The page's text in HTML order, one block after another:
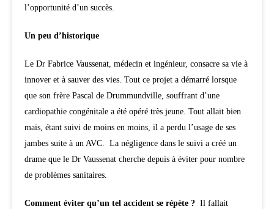
l’opportunité d’un succès.
Un peu d’historique
Le Dr Fabrice Vaussenat, médecin et ingénieur, consacre sa vie à
innover et à sauver des vies. Tout ce projet a démarré lorsque
que son frère Pascal de Drummundville, souffrant d’une
cardiopathie congénitale a été opéré très jeune. Tout allait bien
mais, étant suivi de moins en moins, il a perdu l’usage de ses
jambes suite à un AVC. La négligence dans le suivi a créé un
drame que le Dr Vaussenat cherche depuis à éviter pour nombre
de problèmes sanitaires.
Comment éviter qu’un tel accident se répète ? Il fallait